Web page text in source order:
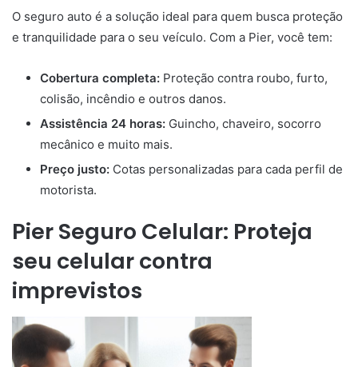
O seguro auto é a solução ideal para quem busca proteção
e tranquilidade para o seu veículo. Com a Pier, você tem:
Cobertura completa: Proteção contra roubo, furto,
colisão, incêndio e outros danos.
Assistência 24 horas: Guincho, chaveiro, socorro
mecânico e muito mais.
Preço justo: Cotas personalizadas para cada perfil de
motorista.
Pier Seguro Celular: Proteja
seu celular contra
imprevistos